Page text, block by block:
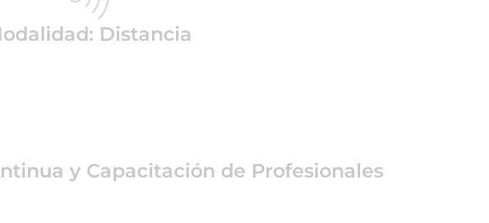
Distancia
y Capacitación de Profesionales